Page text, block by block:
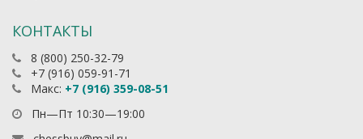
КОНТАКТЫ
8 (800) 250-32-79
+7 (916) 059-91-71
Макс: +7 (916) 359-08-51
Пн—Пт 10:30—19:00